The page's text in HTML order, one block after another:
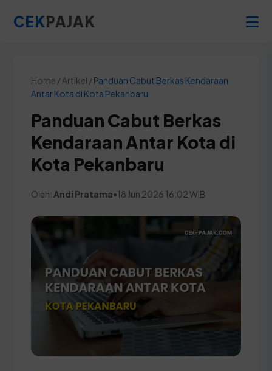
CEKPAJAK
Home / Artikel /Panduan Cabut Berkas Kendaraan
Antar Kota di Kota Pekanbaru
Panduan Cabut Berkas
Kendaraan Antar Kota di
Kota Pekanbaru
Oleh: Andi Pratama•18 Jun 2026 16:02 WIB